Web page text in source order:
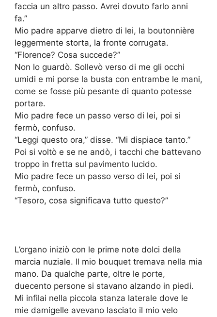
faccia un altro passo. Avrei dovuto farlo anni
fa.”
Mio padre apparve dietro di lei, la boutonnière
leggermente storta, la fronte corrugata.
“Florence? Cosa succede?”
Non lo guardò. Sollevò verso di me gli occhi
umidi e mi porse la busta con entrambe le mani,
come se fosse più pesante di quanto potesse
portare.
Mio padre fece un passo verso di lei, poi si
fermò, confuso.
“Leggi questo ora,” disse. “Mi dispiace tanto.”
Poi si voltò e se ne andò, i tacchi che battevano
troppo in fretta sul pavimento lucido.
Mio padre fece un passo verso di lei, poi si
fermò, confuso.
“Tesoro, cosa significava tutto questo?”
L’organo iniziò con le prime note dolci della
marcia nuziale. Il mio bouquet tremava nella mia
mano. Da qualche parte, oltre le porte,
duecento persone si stavano alzando in piedi.
Mi infilai nella piccola stanza laterale dove le
mie damigelle avevano lasciato il mio velo